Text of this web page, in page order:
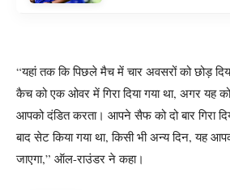
“यहां तक ​​कि पिछले मैच में चार अवसरों को छोड़
कैच को एक ओवर में गिरा दिया गया था, अगर यह
आपको दंडित करता। आपने सैफ को दो बार गिरा
बाद सेट किया गया था, किसी भी अन्य दिन, यह
जाएगा,” ऑल-राउंडर ने कहा।